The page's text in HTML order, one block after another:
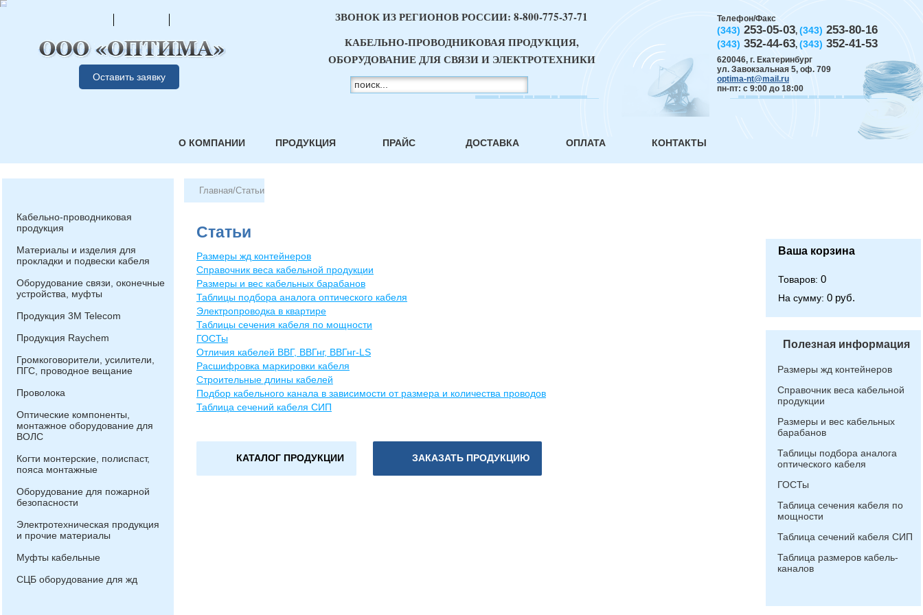
Оставить заявку
Телефон/Факс
(343) 253-05-03, (343) 253-80-16
(343) 352-44-63, (343) 352-41-53
620046, г. Екатеринбург
ул. Завокзальная 5, оф. 709
optima-nt@mail.ru
пн-пт: с 9:00 до 18:00
ЗВОНОК ИЗ РЕГИОНОВ РОССИИ: 8-800-775-37-71
КАБЕЛЬНО-ПРОВОДНИКОВАЯ ПРОДУКЦИЯ,
ОБОРУДОВАНИЕ ДЛЯ СВЯЗИ И ЭЛЕКТРОТЕХНИКИ
О КОМПАНИИ ПРОДУКЦИЯ ПРАЙС ДОСТАВКА ОПЛАТА КОНТАКТЫ
Кабельно-проводниковая
продукция
Материалы и изделия для
прокладки и подвески кабеля
Оборудование связи, оконечные
устройства, муфты
Продукция 3М Telecom
Продукция Raychem
Громкоговорители, усилители,
ПГС, проводное вещание
Проволока
Оптические компоненты,
монтажное оборудование для
ВОЛС
Когти монтерские, полиспаст,
пояса монтажные
Оборудование для пожарной
безопасности
Электротехническая продукция
и прочие материалы
Муфты кабельные
СЦБ оборудование для жд
Главная/Статьи
Статьи
Размеры жд контейнеров
Справочник веса кабельной продукции
Размеры и вес кабельных барабанов
Таблицы подбора аналога оптического кабеля
Электропроводка в квартире
Таблицы сечения кабеля по мощности
ГОСТы
Отличия кабелей ВВГ, ВВГнг, ВВГнг-LS
Расшифровка маркировки кабеля
Строительные длины кабелей
Подбор кабельного канала в зависимости от размера и количества проводов
Таблица сечений кабеля СИП
КАТАЛОГ ПРОДУКЦИИ ЗАКАЗАТЬ ПРОДУКЦИЮ
Ваша корзина
Товаров: 0
На сумму: 0 руб.
Полезная информация
Размеры жд контейнеров
Справочник веса кабельной
продукции
Размеры и вес кабельных
барабанов
Таблицы подбора аналога
оптического кабеля
ГОСТы
Таблица сечения кабеля по
мощности
Таблица сечений кабеля СИП
Таблица размеров кабель-
каналов